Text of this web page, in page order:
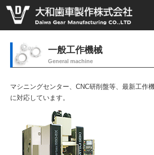
一般工作機械
General machine
マシニングセンター、CNC研削盤等、最新工作
に対応しています。